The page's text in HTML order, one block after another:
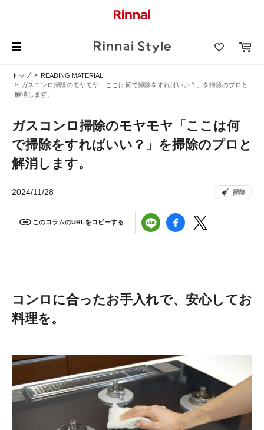
トップ
READING MATERIAL
ガスコンロ掃除のモヤモヤ「ここは何で掃除をすればいい？」を掃除のプロと
解消します。
ガスコンロ掃除のモヤモヤ「ここは何
で掃除をすればいい？」を掃除のプロと
解消します。
2024/11/28 掃除
このコラムのURLをコピーする
コンロに合ったお手入れで、安心してお
料理を。